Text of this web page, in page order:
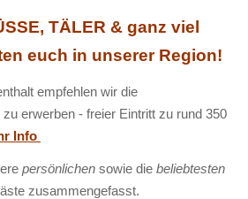
TÄLER & ganz viel
euch in unserer Region!
empfehlen wir die
zu erwerben - freier Eintritt zu rund 350
Info
persönlichen sowie die beliebtesten
zusammengefasst.